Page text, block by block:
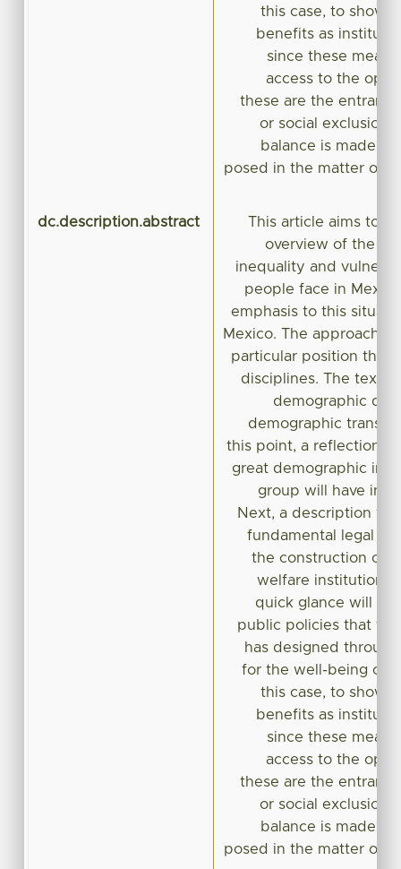
this case, to show
benefits as
since these mean
access to the
these are the
or social exclusion.
balance is made
posed in the matter of
dc.description.abstract
This article aims to
overview of the
inequality and
people face in
emphasis to this
Mexico. The approach
particular position that
disciplines. The text
demographic
demographic
this point, a reflection
great demographic
group will have in
Next, a description
fundamental legal
the construction of
welfare institutions.
quick glance will be
public policies that
has designed
for the well-being of
this case, to show
benefits as
since these mean
access to the
these are the
or social exclusion.
balance is made
posed in the matter of